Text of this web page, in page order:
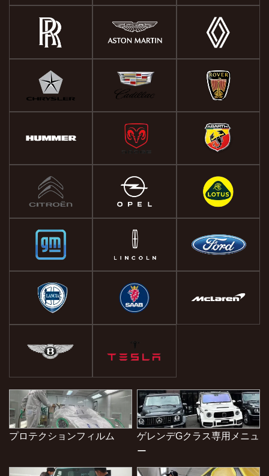
プロテクションフィルム
ゲレンデGクラス専用メニュ
ー